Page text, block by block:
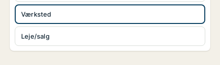
Værksted
Leje/salg